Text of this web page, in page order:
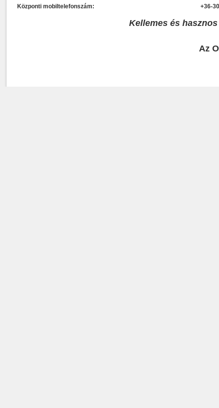
Központi mobiltelefonszám: +36-
Kellemes és
Az